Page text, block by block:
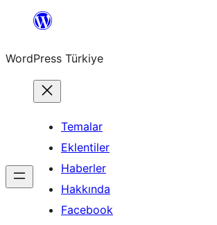
İçeriğe
WordPress Türkiye
Temalar
Eklentiler
Haberler
Hakkında
Facebook